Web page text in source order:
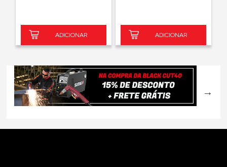
ADICIONAR ADICIONAR